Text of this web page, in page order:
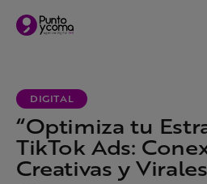
DIGITAL
“Optimiza tu
TikTok Ads:
Creativas y